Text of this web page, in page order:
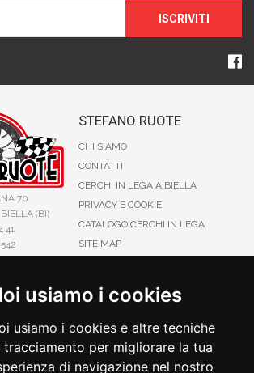
usiamo i cookies
usiamo i cookies e altre tecniche
tracciamento per migliorare la tua
di navigazione nel nostro
ISCRIVITI
70
(BI)
41
STEFANO RUOTE
CHI SIAMO
CONTATTI
CERCHI IN LEGA A BIELLA
PRIVACY E COOKIE
CATALOGO CERCHI IN LEGA
SITE MAP
DA
BONIFICO
CARTA DI CREDITO